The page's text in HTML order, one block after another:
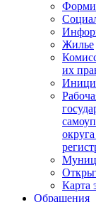
Жилье
их
Карта
Обращения